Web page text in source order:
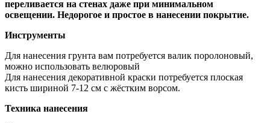
переливается на стенах даже при минимальном
освещении. Недорогое и простое в нанесении покрытие.
Инструменты
Для нанесения грунта вам потребуется валик поролоновый,
можно использовать велюровый
Для нанесения декоративной краски потребуется плоская
кисть шириной 7-12 см с жёстким ворсом.
Техника нанесения